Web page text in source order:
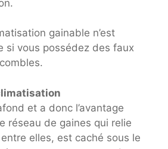
gainable n’est
si vous possédez des faux
et a donc l’avantage
réseau de gaines qui relie
elles, est caché sous le